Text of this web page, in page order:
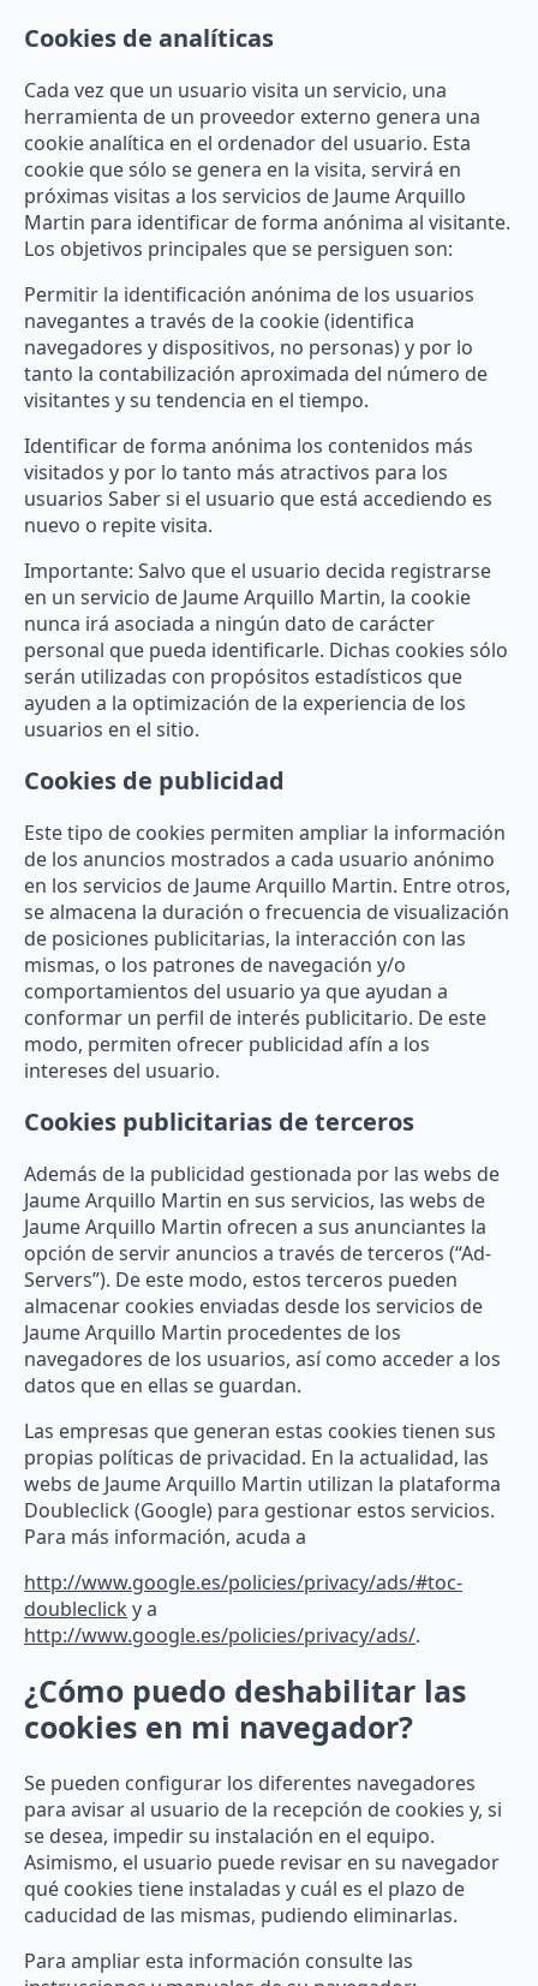
Cookies de analíticas
Cada vez que un usuario visita un servicio, una
herramienta de un proveedor externo genera una
cookie analítica en el ordenador del usuario. Esta
cookie que sólo se genera en la visita, servirá en
próximas visitas a los servicios de Jaume Arquillo
Martin para identificar de forma anónima al visitante.
Los objetivos principales que se persiguen son:
Permitir la identificación anónima de los usuarios
navegantes a través de la cookie (identifica
navegadores y dispositivos, no personas) y por lo
tanto la contabilización aproximada del número de
visitantes y su tendencia en el tiempo.
Identificar de forma anónima los contenidos más
visitados y por lo tanto más atractivos para los
usuarios Saber si el usuario que está accediendo es
nuevo o repite visita.
Importante: Salvo que el usuario decida registrarse
en un servicio de Jaume Arquillo Martin, la cookie
nunca irá asociada a ningún dato de carácter
personal que pueda identificarle. Dichas cookies sólo
serán utilizadas con propósitos estadísticos que
ayuden a la optimización de la experiencia de los
usuarios en el sitio.
Cookies de publicidad
Este tipo de cookies permiten ampliar la información
de los anuncios mostrados a cada usuario anónimo
en los servicios de Jaume Arquillo Martin. Entre otros,
se almacena la duración o frecuencia de visualización
de posiciones publicitarias, la interacción con las
mismas, o los patrones de navegación y/o
comportamientos del usuario ya que ayudan a
conformar un perfil de interés publicitario. De este
modo, permiten ofrecer publicidad afín a los
intereses del usuario.
Cookies publicitarias de terceros
Además de la publicidad gestionada por las webs de
Jaume Arquillo Martin en sus servicios, las webs de
Jaume Arquillo Martin ofrecen a sus anunciantes la
opción de servir anuncios a través de terceros (“Ad-
Servers”). De este modo, estos terceros pueden
almacenar cookies enviadas desde los servicios de
Jaume Arquillo Martin procedentes de los
navegadores de los usuarios, así como acceder a los
datos que en ellas se guardan.
Las empresas que generan estas cookies tienen sus
propias políticas de privacidad. En la actualidad, las
webs de Jaume Arquillo Martin utilizan la plataforma
Doubleclick (Google) para gestionar estos servicios.
Para más información, acuda a
http://www.google.es/policies/privacy/ads/#toc-
doubleclick y a
http://www.google.es/policies/privacy/ads/.
¿Cómo puedo deshabilitar las
cookies en mi navegador?
Se pueden configurar los diferentes navegadores
para avisar al usuario de la recepción de cookies y, si
se desea, impedir su instalación en el equipo.
Asimismo, el usuario puede revisar en su navegador
qué cookies tiene instaladas y cuál es el plazo de
caducidad de las mismas, pudiendo eliminarlas.
Para ampliar esta información consulte las